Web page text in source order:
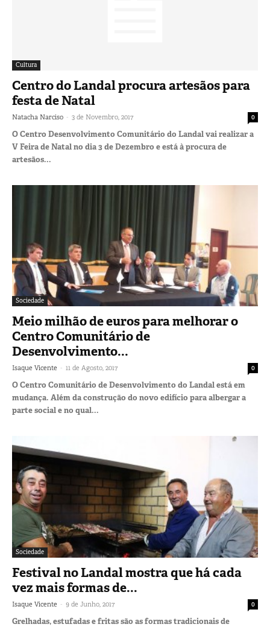
Cultura
Centro do Landal procura artesãos para
festa de Natal
Natacha Narciso - 3 de Novembro, 2017 0
O Centro Desenvolvimento Comunitário do Landal vai realizar a
V Feira de Natal no dia 3 de Dezembro e está à procura de
artesãos...
Sociedade
Meio milhão de euros para melhorar o
Centro Comunitário de
Desenvolvimento...
Isaque Vicente - 11 de Agosto, 2017 0
O Centro Comunitário de Desenvolvimento do Landal está em
mudança. Além da construção do novo edifício para albergar a
parte social e no qual...
Sociedade
Festival no Landal mostra que há cada
vez mais formas de...
Isaque Vicente - 9 de Junho, 2017 0
Grelhadas, estufadas e fritas são as formas tradicionais de